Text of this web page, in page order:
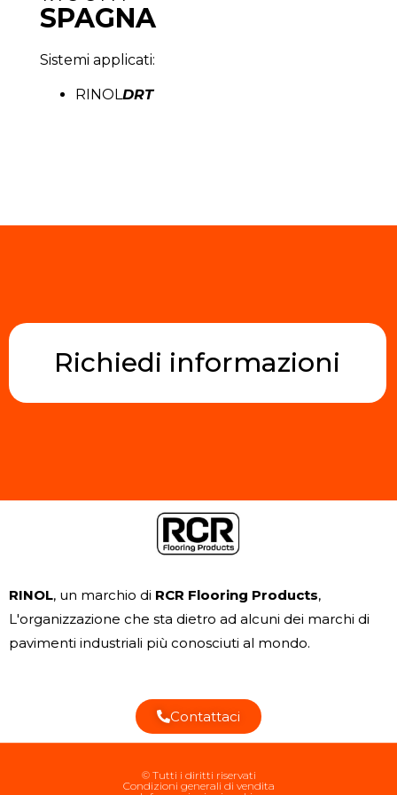
SPAGNA
Sistemi applicati:
RINOL DRT
Richiedi informazioni
RINOL, un marchio di RCR Flooring Products,
L'organizzazione che sta dietro ad alcuni dei marchi di
pavimenti industriali più conosciuti al mondo.
Contattaci
© Tutti i diritti riservati
Condizioni generali di vendita